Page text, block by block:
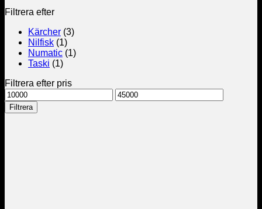
Filtrera efter
Kärcher (3)
Nilfisk (1)
Numatic (1)
Taski (1)
Filtrera efter pris
Min
pris
Max
pris
Filtrera